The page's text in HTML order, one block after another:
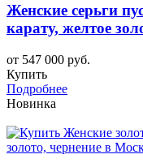
Женские серьги
карату, желтое
от 547 000 руб.
Купить
Подробнее
Новинка